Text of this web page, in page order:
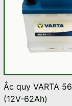
Ắc quy VARTA
(12V-62Ah)